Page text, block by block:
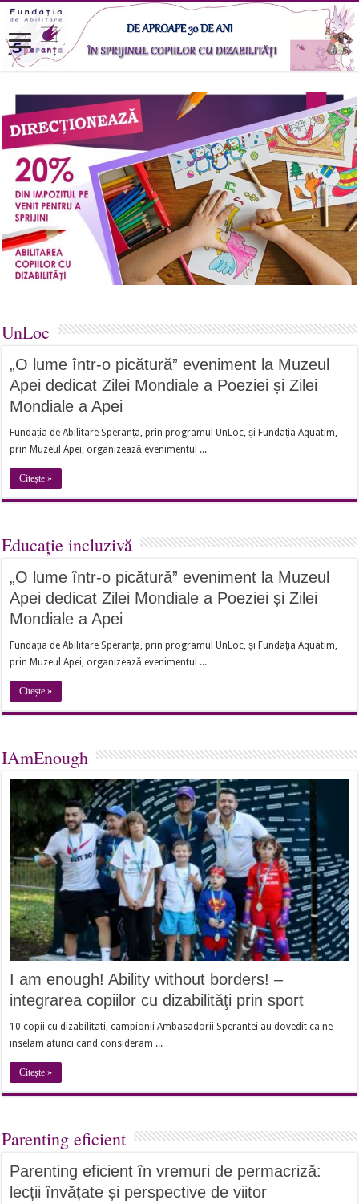
UnLoc
„O lume într-o picătură” eveniment la Muzeul
Apei dedicat Zilei Mondiale a Poeziei și Zilei
Mondiale a Apei
Fundația de Abilitare Speranța, prin programul UnLoc, și Fundația Aquatim,
prin Muzeul Apei, organizează evenimentul ...
Citește »
Educație incluzivă
„O lume într-o picătură” eveniment la Muzeul
Apei dedicat Zilei Mondiale a Poeziei și Zilei
Mondiale a Apei
Fundația de Abilitare Speranța, prin programul UnLoc, și Fundația Aquatim,
prin Muzeul Apei, organizează evenimentul ...
Citește »
IAmEnough
I am enough! Ability without borders! –
integrarea copiilor cu dizabilităţi prin sport
10 copii cu dizabilitati, campionii Ambasadorii Sperantei au dovedit ca ne
inselam atunci cand consideram ...
Citește »
Parenting eficient
Parenting eficient în vremuri de permacriză:
lecții învățate și perspective de viitor